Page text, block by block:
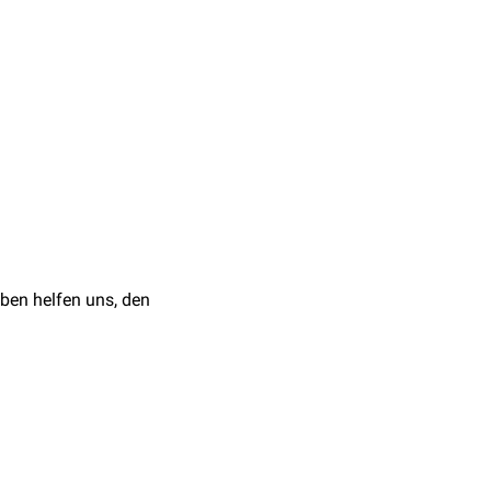
helfen uns, den